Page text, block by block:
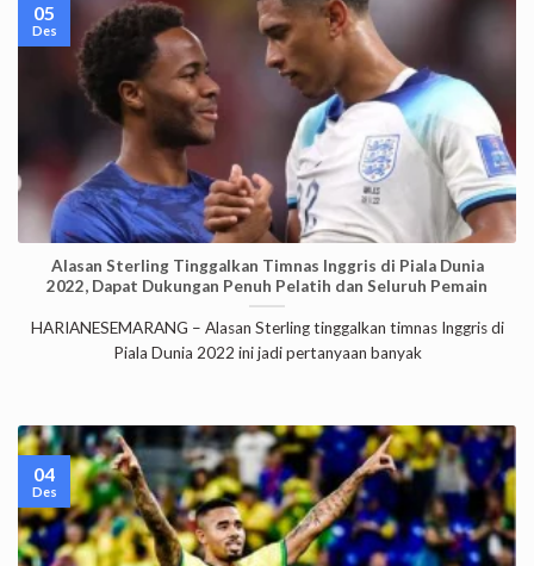
Alasan Sterling Tinggalkan Timnas Inggris di Piala Dunia
2022, Dapat Dukungan Penuh Pelatih dan Seluruh Pemain
HARIANESEMARANG – Alasan Sterling tinggalkan timnas Inggris di
Piala Dunia 2022 ini jadi pertanyaan banyak
05
Des
04
Des